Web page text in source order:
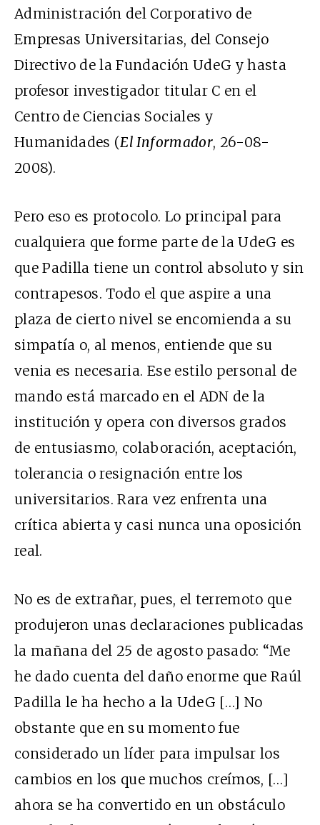
Administración del Corporativo de
Empresas Universitarias, del Consejo
Directivo de la Fundación UdeG y hasta
profesor investigador titular C en el
Centro de Ciencias Sociales y
Humanidades (El Informador, 26-08-
2008).
Pero eso es protocolo. Lo principal para
cualquiera que forme parte de la UdeG es
que Padilla tiene un control absoluto y sin
contrapesos. Todo el que aspire a una
plaza de cierto nivel se encomienda a su
simpatía o, al menos, entiende que su
venia es necesaria. Ese estilo personal de
mando está marcado en el ADN de la
institución y opera con diversos grados
de entusiasmo, colaboración, aceptación,
tolerancia o resignación entre los
universitarios. Rara vez enfrenta una
crítica abierta y casi nunca una oposición
real.
No es de extrañar, pues, el terremoto que
produjeron unas declaraciones publicadas
la mañana del 25 de agosto pasado: “Me
he dado cuenta del daño enorme que Raúl
Padilla le ha hecho a la UdeG […] No
obstante que en su momento fue
considerado un líder para impulsar los
cambios en los que muchos creímos, […]
ahora se ha convertido en un obstáculo